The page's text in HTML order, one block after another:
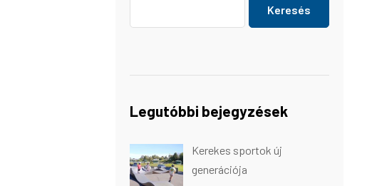
Keresés
Legutóbbi bejegyzések
Kerekes sportok új
generációja